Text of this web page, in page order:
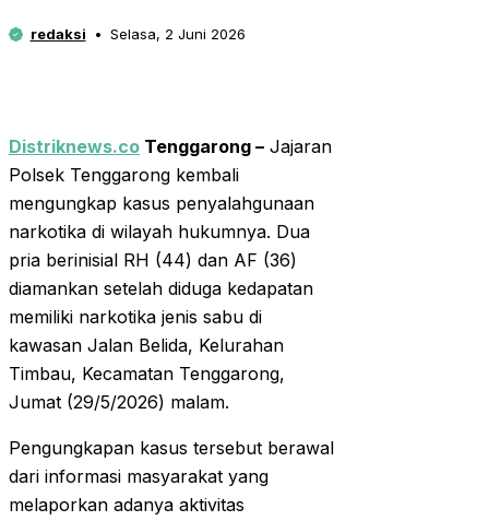
redaksi Selasa, 2 Juni 2026
Distriknews.co Tenggarong – Jajaran
Polsek Tenggarong kembali
mengungkap kasus penyalahgunaan
narkotika di wilayah hukumnya. Dua
pria berinisial RH (44) dan AF (36)
diamankan setelah diduga kedapatan
memiliki narkotika jenis sabu di
kawasan Jalan Belida, Kelurahan
Timbau, Kecamatan Tenggarong,
Jumat (29/5/2026) malam.
Pengungkapan kasus tersebut berawal
dari informasi masyarakat yang
melaporkan adanya aktivitas